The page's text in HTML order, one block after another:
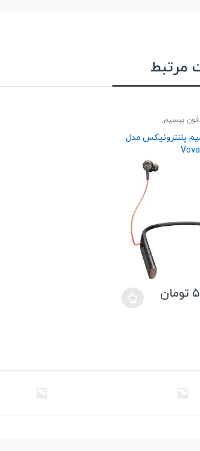
مرتبط
بیسیم,
و اسپیکر
پلنترونیکس مدل
تومان